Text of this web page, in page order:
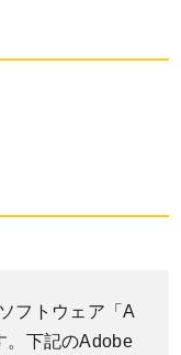
フトウェア「A
。下記のAdobe